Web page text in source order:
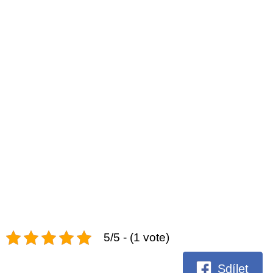
5/5 - (1 vote)
Sdílet